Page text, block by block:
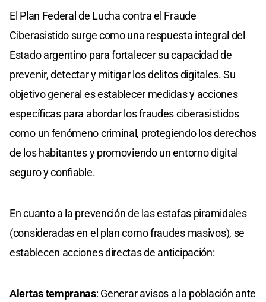
El Plan Federal de Lucha contra el Fraude
Ciberasistido surge como una respuesta integral del
Estado argentino para fortalecer su capacidad de
prevenir, detectar y mitigar los delitos digitales. Su
objetivo general es establecer medidas y acciones
específicas para abordar los fraudes ciberasistidos
como un fenómeno criminal, protegiendo los derechos
de los habitantes y promoviendo un entorno digital
seguro y confiable.
En cuanto a la prevención de las estafas piramidales
(consideradas en el plan como fraudes masivos), se
establecen acciones directas de anticipación:
Alertas tempranas: Generar avisos a la población ante